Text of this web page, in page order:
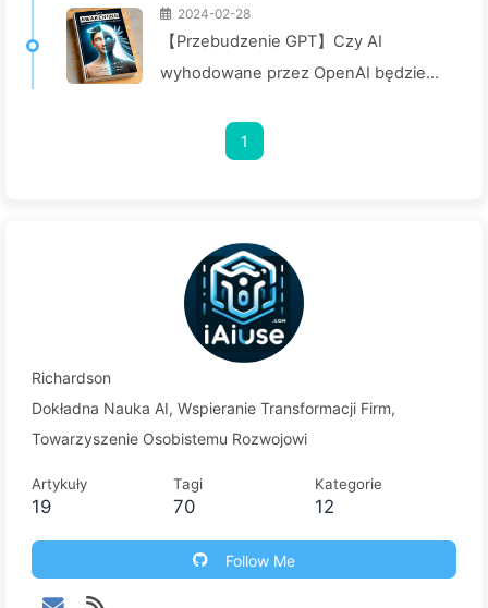
2024-02-28
【Przebudzenie GPT】Czy AI
wyhodowane przez OpenAI będzie
Uczyć się AI008
1
Richardson
Dokładna Nauka AI, Wspieranie Transformacji Firm,
Towarzyszenie Osobistemu Rozwojowi
Artykuły
19
Tagi
70
Kategorie
12
Follow Me